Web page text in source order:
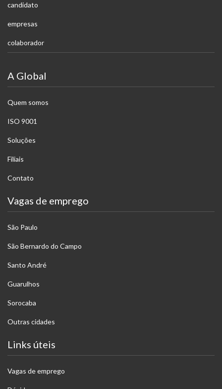
candidato
empresas
colaborador
A Global
Quem somos
ISO 9001
Soluções
Filiais
Contato
Vagas de emprego
São Paulo
São Bernardo do Campo
Santo André
Guarulhos
Sorocaba
Outras cidades
Links úteis
Vagas de emprego